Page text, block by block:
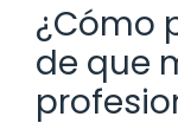
¿Cómo
de que